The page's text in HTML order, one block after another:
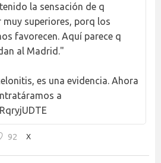
la sensación de q
muy superiores, porq los
favorecen. Aquí parece q
al Madrid."
es una evidencia. Ahora
a
92 X